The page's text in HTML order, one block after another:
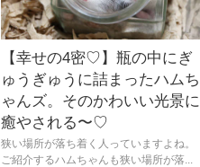
【幸せの4密♡】瓶の中にぎ
ゅうぎゅうに詰まったハムち
ゃんズ。そのかわいい光景に
癒やされる〜♡
狭い場所が落ち着く人っていますよね。
ご紹介するハムちゃんも狭い場所が落...